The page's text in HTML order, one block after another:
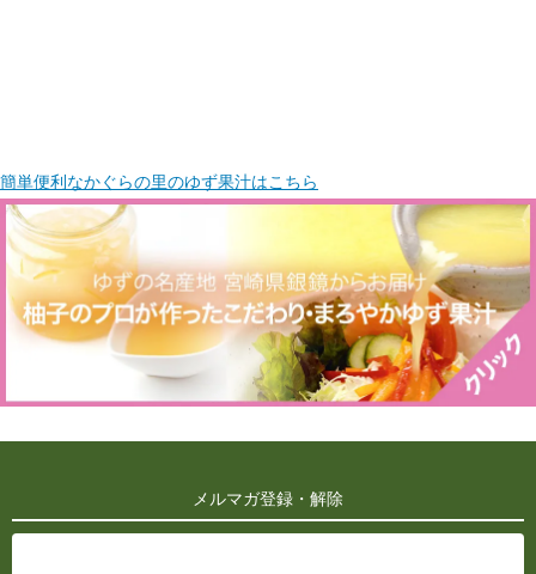
簡単便利なかぐらの里のゆず果汁はこちら
メルマガ登録・解除